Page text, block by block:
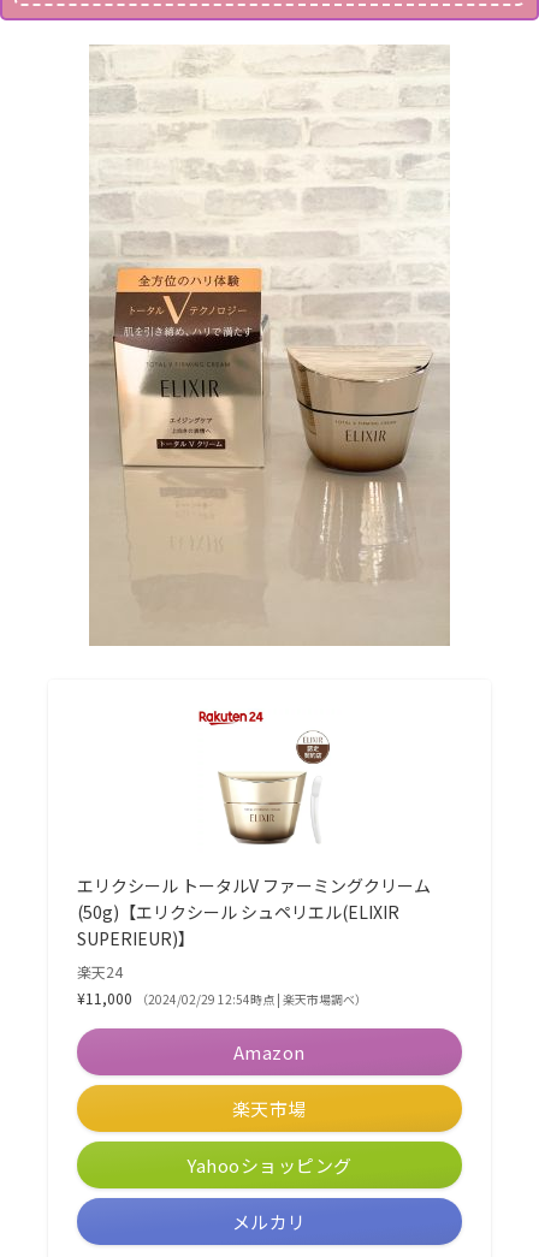
エリクシール トータルV ファーミングクリーム
(50g)【エリクシール シュペリエル(ELIXIR
SUPERIEUR)】
楽天24
¥11,000
（2024/02/29 12:54時点 | 楽天市場調べ）
Amazon
楽天市場
Yahooショッピング
メルカリ